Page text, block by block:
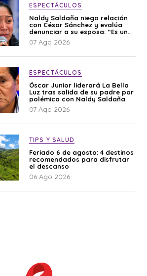
ESPECTÁCULOS
Naldy Saldaña niega relación
con César Sánchez y evalúa
denunciar a su esposa: “Es una
difamación”
07 Ago 2026
ESPECTÁCULOS
Óscar Junior liderará La Bella
Luz tras salida de su padre por
polémica con Naldy Saldaña
07 Ago 2026
TIPS Y SALUD
Feriado 6 de agosto: 4 destinos
recomendados para disfrutar
el descanso
06 Ago 2026